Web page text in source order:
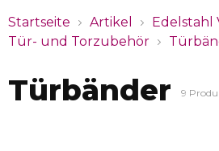
Startseite Artikel
Edelstahl
Tür- und Torzubehör
Türbänder 9